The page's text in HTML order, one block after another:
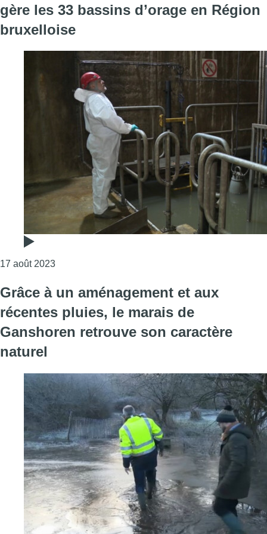
gère les 33 bassins d’orage en Région
bruxelloise
17 août 2023Consulter l'article "Fortes pluies : une centrale
Grâce à un aménagement et aux
récentes pluies, le marais de
Ganshoren retrouve son caractère
naturel